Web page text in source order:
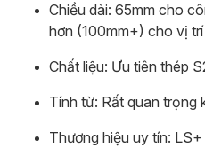
Chiều dài: 65mm cho
hơn (100mm+) cho vị trí
Chất liệu: Ưu tiên thép
Tính từ: Rất quan trọng
Thương hiệu uy tín: